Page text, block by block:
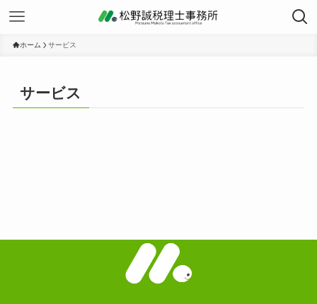
ホーム サービス
サービス